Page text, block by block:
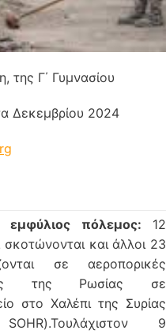
της Γ΄ Γυμνασίου
Δεκεμβρίου 2024
εμφύλιος πόλεμος: 12
και άλλοι 23
σε αεροπορικές
της Ρωσίας σε
στο Χαλέπι της Συρίας
9